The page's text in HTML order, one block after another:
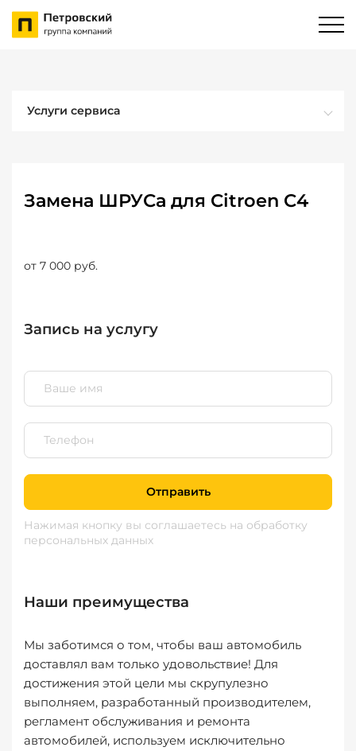
Услуги сервиса
Замена ШРУСа для Citroen C4
от 7 000 руб.
Запись на услугу
Отправить
Нажимая кнопку вы соглашаетесь на обработку
персональных данных
Наши преимущества
Мы заботимся о том, чтобы ваш автомобиль
доставлял вам только удовольствие! Для
достижения этой цели мы скрупулезно
выполняем, разработанный производителем,
регламент обслуживания и ремонта
автомобилей, используем исключительно